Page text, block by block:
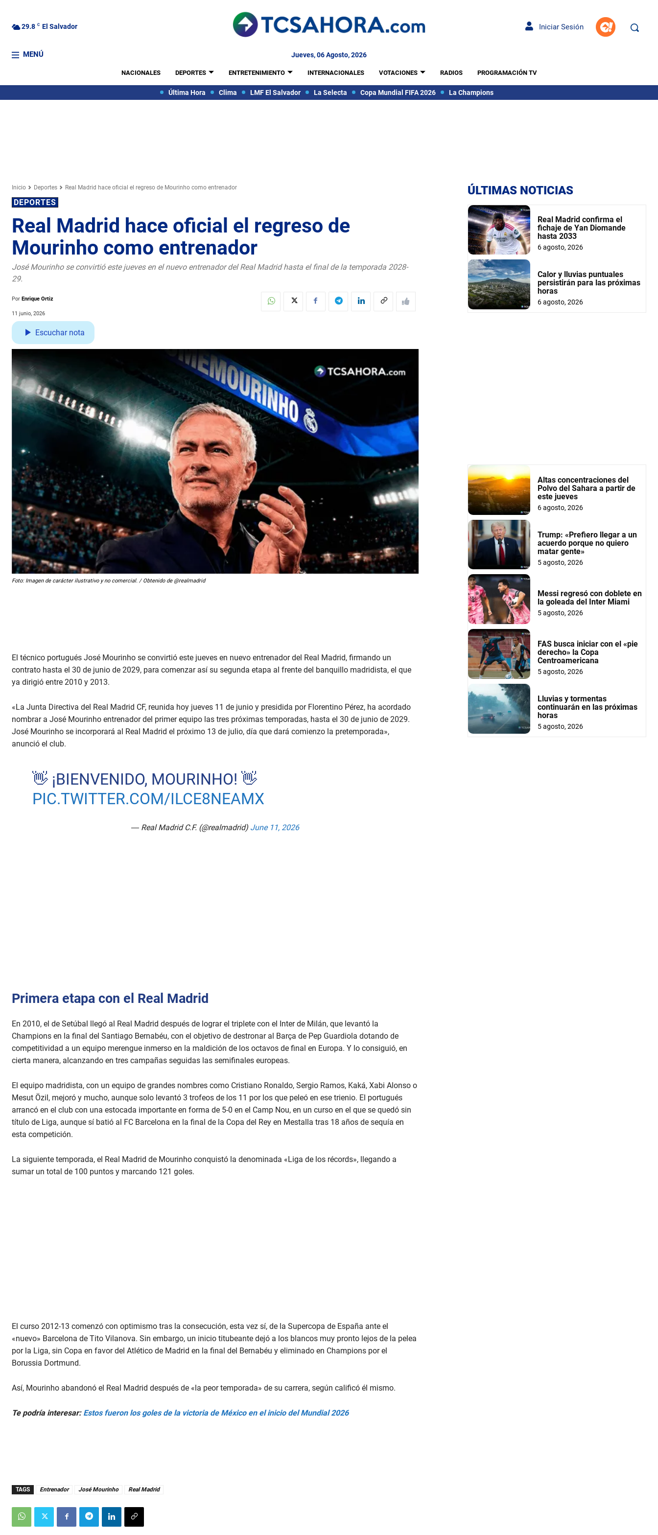
29.8 C El Salvador Iniciar Sesión
MENÚ Jueves, 06 Agosto, 2026
NACIONALES DEPORTES ENTRETENIMIENTO INTERNACIONALES VOTACIONES RADIOS PROGRAMACIÓN TV
Última Hora Clima LMF El Salvador La Selecta Copa Mundial FIFA 2026 La Champions
Inicio Deportes Real Madrid hace oficial el regreso de Mourinho como entrenador
DEPORTES
Real Madrid hace oficial el regreso de
Mourinho como entrenador
José Mourinho se convirtió este jueves en el nuevo entrenador del Real Madrid hasta el final de la temporada 2028-
29.
Por Enrique Ortiz
11 junio, 2026
Escuchar nota
Foto: Imagen de carácter ilustrativo y no comercial. / Obtenido de @realmadrid
El técnico portugués José Mourinho se convirtió este jueves en nuevo entrenador del Real Madrid, firmando un
contrato hasta el 30 de junio de 2029, para comenzar así su segunda etapa al frente del banquillo madridista, el que
ya dirigió entre 2010 y 2013.
«La Junta Directiva del Real Madrid CF, reunida hoy jueves 11 de junio y presidida por Florentino Pérez, ha acordado
nombrar a José Mourinho entrenador del primer equipo las tres próximas temporadas, hasta el 30 de junio de 2029.
José Mourinho se incorporará al Real Madrid el próximo 13 de julio, día que dará comienzo la pretemporada»,
anunció el club.
👋 ¡BIENVENIDO, MOURINHO! 👋
PIC.TWITTER.COM/ILCE8NEAMX
— Real Madrid C.F. (@realmadrid) June 11, 2026
Primera etapa con el Real Madrid
En 2010, el de Setúbal llegó al Real Madrid después de lograr el triplete con el Inter de Milán, que levantó la
Champions en la final del Santiago Bernabéu, con el objetivo de destronar al Barça de Pep Guardiola dotando de
competitividad a un equipo merengue inmerso en la maldición de los octavos de final en Europa. Y lo consiguió, en
cierta manera, alcanzando en tres campañas seguidas las semifinales europeas.
El equipo madridista, con un equipo de grandes nombres como Cristiano Ronaldo, Sergio Ramos, Kaká, Xabi Alonso o
Mesut Özil, mejoró y mucho, aunque solo levantó 3 trofeos de los 11 por los que peleó en ese trienio. El portugués
arrancó en el club con una estocada importante en forma de 5-0 en el Camp Nou, en un curso en el que se quedó sin
título de Liga, aunque sí batió al FC Barcelona en la final de la Copa del Rey en Mestalla tras 18 años de sequía en
esta competición.
La siguiente temporada, el Real Madrid de Mourinho conquistó la denominada «Liga de los récords», llegando a
sumar un total de 100 puntos y marcando 121 goles.
El curso 2012-13 comenzó con optimismo tras la consecución, esta vez sí, de la Supercopa de España ante el
«nuevo» Barcelona de Tito Vilanova. Sin embargo, un inicio titubeante dejó a los blancos muy pronto lejos de la pelea
por la Liga, sin Copa en favor del Atlético de Madrid en la final del Bernabéu y eliminado en Champions por el
Borussia Dortmund.
Así, Mourinho abandonó el Real Madrid después de «la peor temporada» de su carrera, según calificó él mismo.
Te podría interesar: Estos fueron los goles de la victoria de México en el inicio del Mundial 2026
TAGS Entrenador José Mourinho Real Madrid
ÚLTIMAS NOTICIAS
Real Madrid confirma el
fichaje de Yan Diomande
hasta 2033
6 agosto, 2026
Calor y lluvias puntuales
persistirán para las próximas
horas
6 agosto, 2026
Altas concentraciones del
Polvo del Sahara a partir de
este jueves
6 agosto, 2026
Trump: «Prefiero llegar a un
acuerdo porque no quiero
matar gente»
5 agosto, 2026
Messi regresó con doblete en
la goleada del Inter Miami
5 agosto, 2026
FAS busca iniciar con el «pie
derecho» la Copa
Centroamericana
5 agosto, 2026
Lluvias y tormentas
continuarán en las próximas
horas
5 agosto, 2026